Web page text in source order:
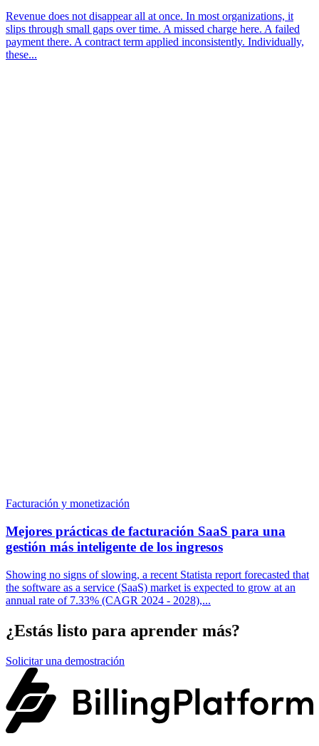
Revenue does not disappear all at once. In most organizations, it
slips through small gaps over time. A missed charge here. A failed
payment there. A contract term applied inconsistently. Individually,
these...
Facturación y monetización
Mejores prácticas de facturación SaaS para una
gestión más inteligente de los ingresos
Showing no signs of slowing, a recent Statista report forecasted that
the software as a service (SaaS) market is expected to grow at an
annual rate of 7.33% (CAGR 2024 - 2028),...
¿Estás listo para aprender más?
Solicitar una demostración